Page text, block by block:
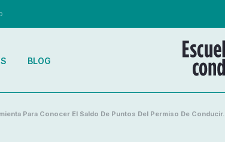
BLOG
Para Conocer El Saldo De Puntos Del Permiso De Conducir.